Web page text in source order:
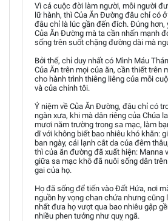
Vì cả cuộc đời làm người, mỗi người
lữ hành, thì Của Ăn Đường đâu chỉ có
đâu chỉ là lúc gần đến đích. Đúng hơn,
Của Ăn Đường mà ta cần nhấn mạnh
sống trên suốt chặng đường dài mà
Bởi thế, chỉ duy nhất có Mình Máu
Của Ăn trên mọi của ăn, cần thiết trên
cho hành trình thiêng liêng của mỗi
và của chính tôi.
Ý niệm về Của Ăn Đường, đâu chỉ có
ngàn xưa, khi mà dân riêng của Chúa
mươi năm trường trong sa mạc, làm
dĩ với không biết bao nhiêu khó khăn:
ban ngày, cái lạnh cắt da của đêm
thì của ăn đường đã xuất hiện: Manna
giữa sa mạc khô đã nuôi sống dân
gai của họ.
Họ đã sống để tiến vào Đất Hứa, nơi
nguồn hy vọng chan chứa nhưng cũng
nhất đưa họ vượt qua bao nhiêu gập
nhiều phen tưởng như quỵ ngã.